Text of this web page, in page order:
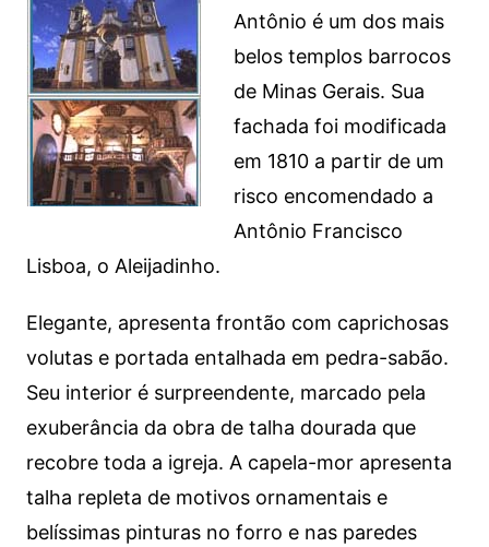
Antônio é um dos mais
belos templos barrocos
de Minas Gerais. Sua
fachada foi modificada
em 1810 a partir de um
risco encomendado a
Antônio Francisco
Lisboa, o Aleijadinho.
Elegante, apresenta frontão com caprichosas
volutas e portada entalhada em pedra-sabão.
Seu interior é surpreendente, marcado pela
exuberância da obra de talha dourada que
recobre toda a igreja. A capela-mor apresenta
talha repleta de motivos ornamentais e
belíssimas pinturas no forro e nas paredes